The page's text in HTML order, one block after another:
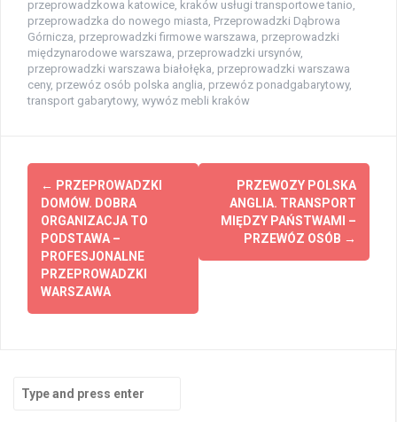
przeprowadzkowa katowice, kraków usługi transportowe tanio,
przeprowadzka do nowego miasta, Przeprowadzki Dąbrowa
Górnicza, przeprowadzki firmowe warszawa, przeprowadzki
międzynarodowe warszawa, przeprowadzki ursynów,
przeprowadzki warszawa białołęka, przeprowadzki warszawa
ceny, przewóz osób polska anglia, przewóz ponadgabarytowy,
transport gabarytowy, wywóz mebli kraków
Post
navigation
← PRZEPROWADZKI
DOMÓW. DOBRA
ORGANIZACJA TO
PODSTAWA –
PROFESJONALNE
PRZEPROWADZKI
WARSZAWA
PRZEWOZY POLSKA
ANGLIA. TRANSPORT
MIĘDZY PAŃSTWAMI –
PRZEWÓZ OSÓB →
for: